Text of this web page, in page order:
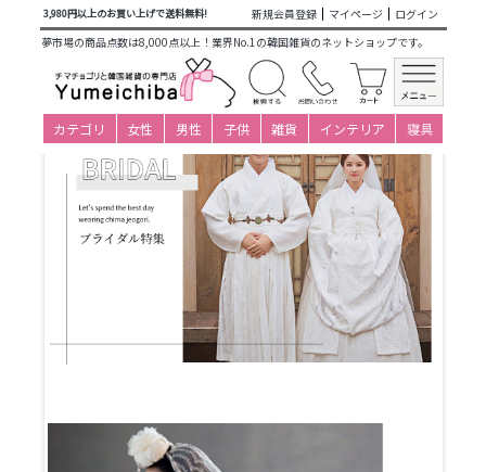
3,980円以上のお買い上げで送料無料! 新規会員登録 マイページ
ログイン
夢市場の商品点数は8,000点以上！業界No.1の韓国雑貨のネットショップです。
カテゴリ 女性 男性 子供 雑貨 インテリア 寝具
商品カテゴリ一覧>特集> ブライダル特集